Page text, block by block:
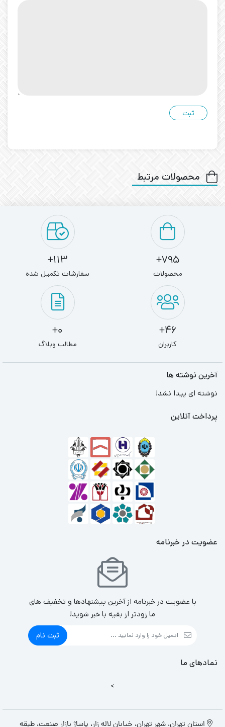
محصولات مرتبط
795+
محصولات
113+
سفارشات تکمیل شده
46+
کاربران
0+
مطالب وبلاگ
آخرین نوشته ها
نوشته ای پیدا نشد!
پرداخت آنلاین
عضویت در خبرنامه
با عضویت در خبرنامه از آخرین پیشنهادها و تخفیف های
ما زودتر از بقیه با خبر شوید!
ثبت نام
نمادهای ما
>
استان تهران، شهر تهران، خیابان لاله زار، پاساژ بازار صنعت، طبقه